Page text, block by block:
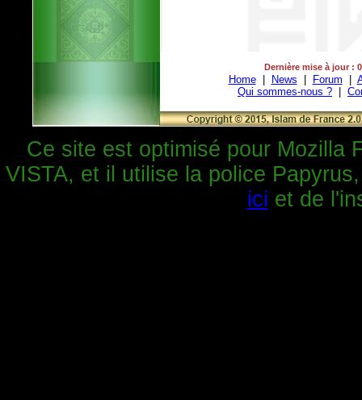
Dernière mise à jour :
Home| News Forum
Qui sommes-nous ?
Ce site est optimisé pour Mozilla
VISTA, et il utilise la police
ici et de